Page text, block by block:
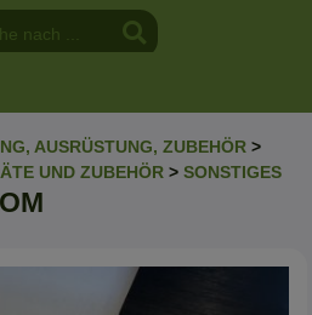
AUSRÜSTUNG, ZUBEHÖR >
UND ZUBEHÖR > SONSTIGES